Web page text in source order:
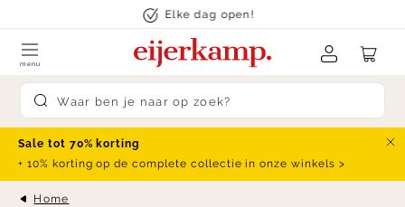
Elke dag open!
Submit search
menu
Sale tot 70% korting
+ 10% korting op de complete collectie in onze winkels >
Home